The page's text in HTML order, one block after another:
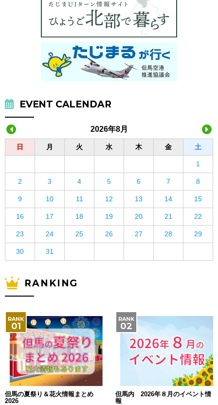
EVENT CALENDAR
2026年8月
日 月 火 水 木 金 土
1
2 3 4 5 6 7 8
9 10 11 12 13 14 15
16 17 18 19 20 21 22
23 24 25 26 27 28 29
30 31
RANKING
但馬の夏祭り＆花火情報まとめ
2026
但馬内 2026年８月のイベント情
報